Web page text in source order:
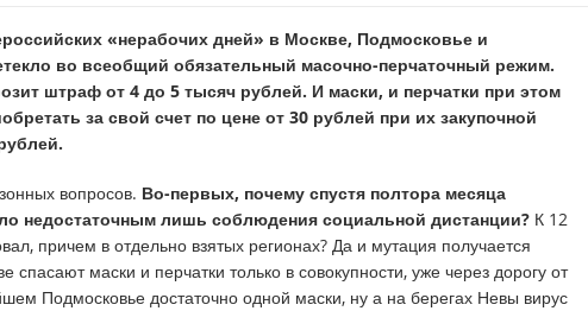
«нерабочих дней» в Москве, Подмосковье и
во всеобщий обязательный масочно-перчаточный режим.
штраф от 4 до 5 тысяч рублей. И маски, и перчатки при этом
за свой счет по цене от 30 рублей при их закупочной
вопросов. Во-первых, почему спустя полтора месяца
недостаточным лишь соблюдения социальной дистанции? К 12
причем в отдельно взятых регионах? Да и мутация получается
спасают маски и перчатки только в совокупности, уже через дорогу от
Подмосковье достаточно одной маски, ну а на берегах Невы вирус